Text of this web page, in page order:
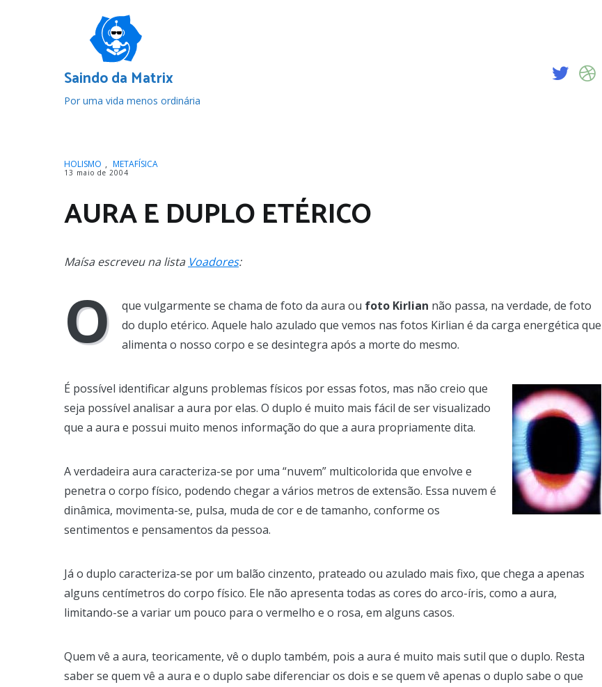
Saindo da Matrix
Por uma vida menos ordinária
HOLISMO , METAFÍSICA
13 maio de 2004
AURA E DUPLO ETÉRICO
Maísa escreveu na lista Voadores:
O que vulgarmente se chama de foto da aura ou foto Kirlian não passa, na verdade, de foto
do duplo etérico. Aquele halo azulado que vemos nas fotos Kirlian é da carga energética que
alimenta o nosso corpo e se desintegra após a morte do mesmo.
É possível identificar alguns problemas físicos por essas fotos, mas não creio que
seja possível analisar a aura por elas. O duplo é muito mais fácil de ser visualizado
que a aura e possui muito menos informação do que a aura propriamente dita.
A verdadeira aura caracteriza-se por uma “nuvem” multicolorida que envolve e
penetra o corpo físico, podendo chegar a vários metros de extensão. Essa nuvem é
dinâmica, movimenta-se, pulsa, muda de cor e de tamanho, conforme os
sentimentos e pensamentos da pessoa.
Já o duplo caracteriza-se por um balão cinzento, prateado ou azulado mais fixo, que chega a apenas
alguns centímetros do corpo físico. Ele não apresenta todas as cores do arco-íris, como a aura,
limitando-se a variar um pouco para o vermelho e o rosa, em alguns casos.
Quem vê a aura, teoricamente, vê o duplo também, pois a aura é muito mais sutil que o duplo. Resta
saber se quem vê a aura e o duplo sabe diferenciar os dois e se quem vê apenas o duplo sabe o que